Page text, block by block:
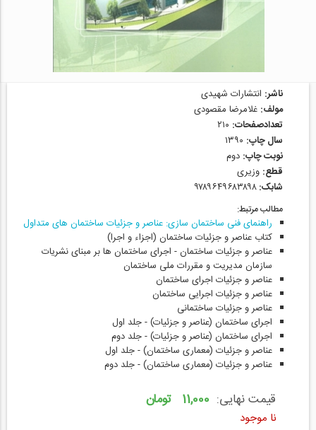
ناشر: انتشارات شهیدی
مولف: غلامرضا مقصودی
تعدادصفحات:
سال چاپ:
نوبت چاپ: دوم
قطع: وزیری
شابک:۹۷۸۹۶۴۹۶۸۳۸۹۸
مطالب مرتبط:
راهنمای فنی ساختمان سازی: عناصر و جزئیات ساختمان های متداول
کتاب عناصر و جزئیات ساختمان (اجزاء و اجرا)
عناصر و جزئیات ساختمان - اجرای ساختمان ها بر مبنای نشریات
سازمان مدیریت و مقررات ملی ساختمان
عناصر و جزئیات اجرای ساختمان
عناصر و جزئیات اجرایی ساختمان
عناصر و جزئیات ساختمانی
اجرای ساختمان (عناصر و جزئیات) - جلد اول
اجرای ساختمان (عناصر و جزئیات) - جلد دوم
عناصر و جزئیات (معماری ساختمان) - جلد اول
عناصر و جزئیات (معماری ساختمان) - جلد دوم
قیمت نهایی: 11,000 تومان
نا موجود